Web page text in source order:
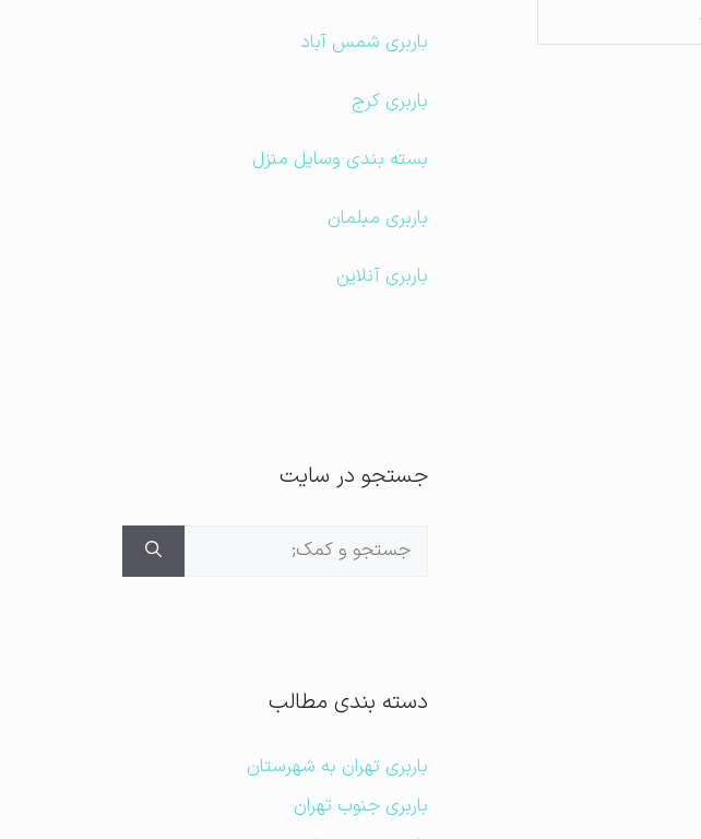
باربری شمس آباد
باربری کرج
بسته بندی وسایل منزل
باربری مبلمان
باربری آنلاین
جستجو در سایت
جستجوی
دسته بندی مطالب
باربری تهران به شهرستان
باربری جنوب تهران